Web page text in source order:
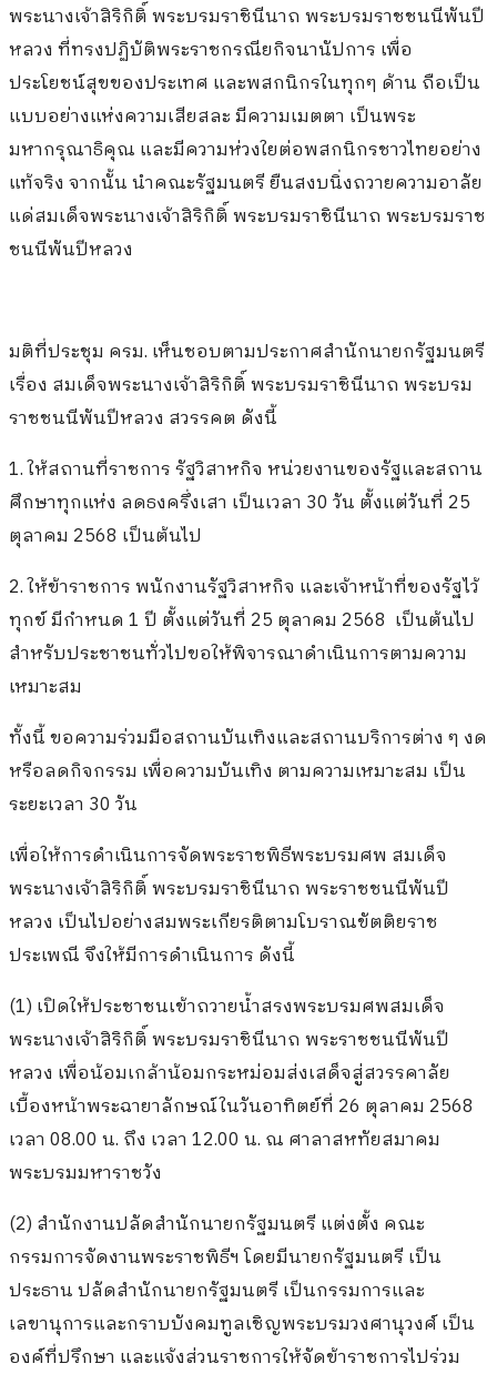
พระนางเจ้าสิริกิติ์ พระบรมราชินีนาถ พระบรมราชชนนีพันปี
หลวง ที่ทรงปฏิบัติพระราชกรณียกิจนานัปการ เพื่อ
ประโยชน์สุขของประเทศ และพสกนิกรในทุกๆ ด้าน ถือเป็น
แบบอย่างแห่งความเสียสละ มีความเมตตา เป็นพระ
มหากรุณาธิคุณ และมีความห่วงใยต่อพสกนิกรชาวไทยอย่าง
แท้จริง จากนั้น นำคณะรัฐมนตรี ยืนสงบนิ่งถวายความอาลัย
แด่สมเด็จพระนางเจ้าสิริกิติ์ พระบรมราชินีนาถ พระบรมราช
ชนนีพันปีหลวง
มติที่ประชุม ครม. เห็นชอบตามประกาศสํานักนายกรัฐมนตรี
เรื่อง สมเด็จพระนางเจ้าสิริกิติ์ พระบรมราชินีนาถ พระบรม
ราชชนนีพันปีหลวง สวรรคต ดังนี้
1. ให้สถานที่ราชการ รัฐวิสาหกิจ หน่วยงานของรัฐและสถาน
ศึกษาทุกแห่ง ลดธงครึ่งเสา เป็นเวลา 30 วัน ตั้งแต่วันที่ 25
ตุลาคม 2568 เป็นต้นไป
2. ให้ข้าราชการ พนักงานรัฐวิสาหกิจ และเจ้าหน้าที่ของรัฐไว้
ทุกข์ มีกำหนด 1 ปี ตั้งแต่วันที่ 25 ตุลาคม 2568 เป็นต้นไป
สำหรับประชาชนทั่วไปขอให้พิจารณาดำเนินการตามความ
เหมาะสม
ทั้งนี้ ขอความร่วมมือสถานบันเทิงและสถานบริการต่าง ๆ งด
หรือลดกิจกรรม เพื่อความบันเทิง ตามความเหมาะสม เป็น
ระยะเวลา 30 วัน
เพื่อให้การดำเนินการจัดพระราชพิธีพระบรมศพ สมเด็จ
พระนางเจ้าสิริกิติ์ พระบรมราชินีนาถ พระราชชนนีพันปี
หลวง เป็นไปอย่างสมพระเกียรติตามโบราณขัตติยราช
ประเพณี จึงให้มีการดำเนินการ ดังนี้
(1) เปิดให้ประชาชนเข้าถวายน้ำสรงพระบรมศพสมเด็จ
พระนางเจ้าสิริกิติ์ พระบรมราชินีนาถ พระราชชนนีพันปี
หลวง เพื่อน้อมเกล้าน้อมกระหม่อมส่งเสด็จสู่สวรรคาลัย
เบื้องหน้าพระฉายาลักษณ์ในวันอาทิตย์ที่ 26 ตุลาคม 2568
เวลา 08.00 น. ถึง เวลา 12.00 น. ณ ศาลาสหทัยสมาคม
พระบรมมหาราชวัง
(2) สำนักงานปลัดสำนักนายกรัฐมนตรี แต่งตั้ง คณะ
กรรมการจัดงานพระราชพิธีฯ โดยมีนายกรัฐมนตรี เป็น
ประธาน ปลัดสำนักนายกรัฐมนตรี เป็นกรรมการและ
เลขานุการและกราบบังคมทูลเชิญพระบรมวงศานุวงศ์ เป็น
องค์ที่ปรึกษา และแจ้งส่วนราชการให้จัดข้าราชการไปร่วม